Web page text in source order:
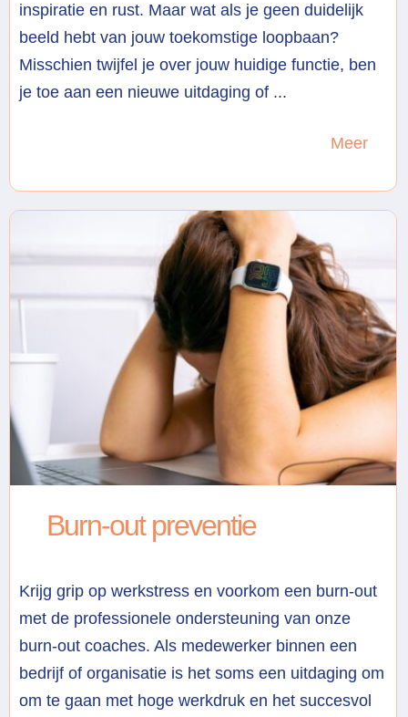
inspiratie en rust. Maar wat als je geen duidelijk
beeld hebt van jouw toekomstige loopbaan?
Misschien twijfel je over jouw huidige functie, ben
je toe aan een nieuwe uitdaging of ...
Meer
Burn-out preventie
Krijg grip op werkstress en voorkom een burn-out
met de professionele ondersteuning van onze
burn-out coaches. Als medewerker binnen een
bedrijf of organisatie is het soms een uitdaging om
om te gaan met hoge werkdruk en het succesvol